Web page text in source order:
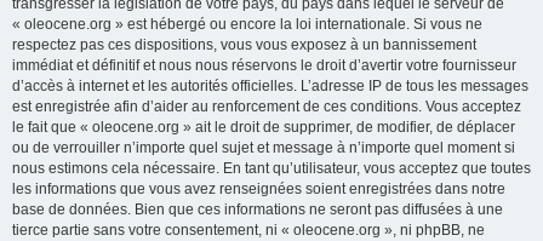
transgresser la législation de votre pays, du pays dans lequel le serveur de
« oleocene.org » est hébergé ou encore la loi internationale. Si vous ne
respectez pas ces dispositions, vous vous exposez à un bannissement
immédiat et définitif et nous nous réservons le droit d’avertir votre fournisseur
d’accès à internet et les autorités officielles. L’adresse IP de tous les messages
est enregistrée afin d’aider au renforcement de ces conditions. Vous acceptez
le fait que « oleocene.org » ait le droit de supprimer, de modifier, de déplacer
ou de verrouiller n’importe quel sujet et message à n’importe quel moment si
nous estimons cela nécessaire. En tant qu’utilisateur, vous acceptez que toutes
les informations que vous avez renseignées soient enregistrées dans notre
base de données. Bien que ces informations ne seront pas diffusées à une
tierce partie sans votre consentement, ni « oleocene.org », ni phpBB, ne